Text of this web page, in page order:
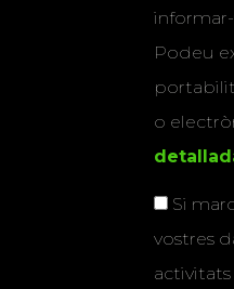
Podeu
o
Si
vostres
activitats